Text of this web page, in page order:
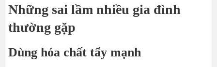
Những sai lầm nhiều gia đình
thường gặp
Dùng hóa chất tẩy mạnh